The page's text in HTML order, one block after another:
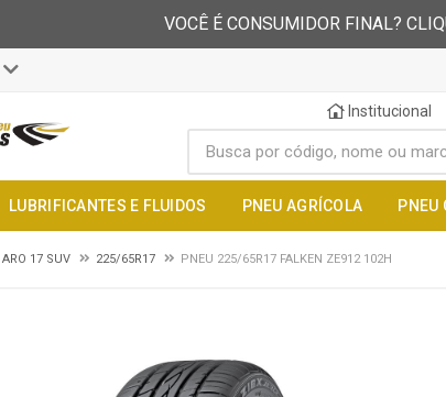
VOCÊ É CONSUMIDOR FINAL?
Institucional
LUBRIFICANTES E FLUIDOS PNEU AGRÍCOLA PNEU
ARO 17 SUV 225/65R17 PNEU 225/65R17 FALKEN ZE912 102H